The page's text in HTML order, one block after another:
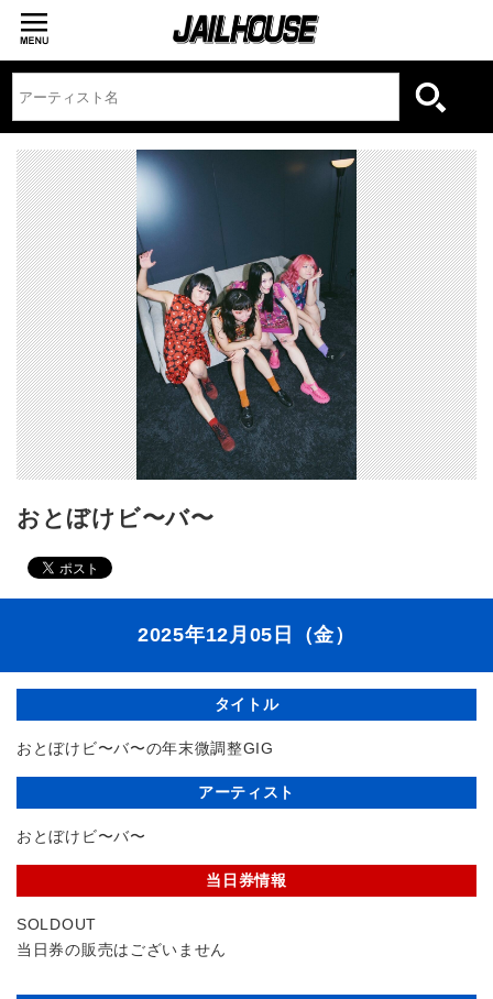
おとぼけビ〜バ〜
2025年12月05日（金）
タイトル
おとぼけビ〜バ〜の年末微調整GIG
アーティスト
おとぼけビ〜バ〜
当日券情報
SOLDOUT
当日券の販売はございません